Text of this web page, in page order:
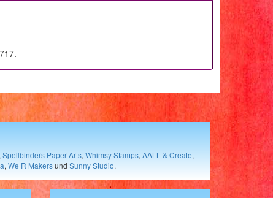
Spellbinders Paper Arts, Whimsy Stamps, AALL & Create,
, We R Makersund Sunny Studio.